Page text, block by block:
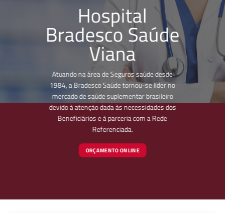
Hospital
Bradesco Saúde
Viana
Atuando na área de Seguros saúde desde
1984, a Bradesco Saúde tornou-se líder no
mercado de saúde suplementar brasileiro
devido à atenção dada às necessidades dos
Beneficiários e à parceria com a Rede
Referenciada.
ORÇAMENTO ONLINE